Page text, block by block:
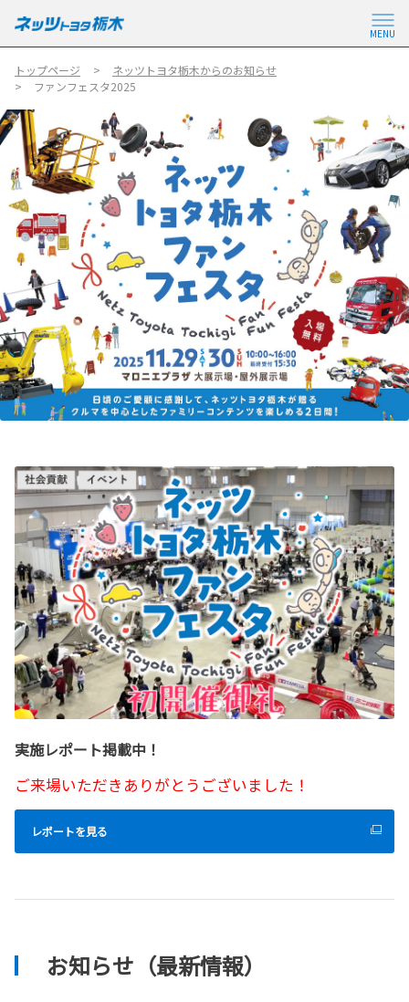
MENU
トップページ
ネッツトヨタ栃木からのお知らせ
ファンフェスタ2025
実施レポート掲載中！
ご来場いただきありがとうございました！
レポートを見る
お知らせ（最新情報）